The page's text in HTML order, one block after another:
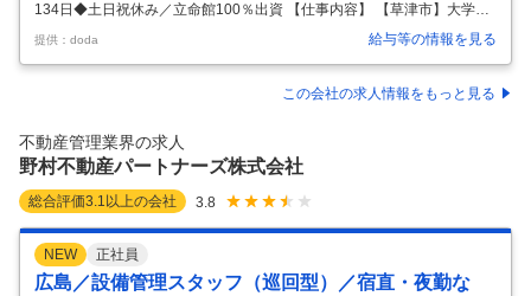
134日◆土日祝休み／立命館100％出資 【仕事内容】 【草津市】大学キ
ャンパスの機械設備保守◆年休134日◆土日祝休み／立命館100％出資
【具体的な仕事内容】 ～年間休日134日・完全週休2日制（土日祝）／
ビルマネジメント業務・立命館大学の運営サポート会社～ ★ビルメンテ
ナンスや建築施工管理のご経験をお持ちの方歓迎です！ 【職務概要】 大
ンパス設備保守管理業務 ・立命館大学の建物／設備の保守管理計画とス
ケジュール管理 ・点検結果の確認と、それに伴う修繕の専門
提供：doda 給与等の情報を見る
この会社の求人情報をもっと見る
不動産管理業界の求人
野村不動産パートナーズ株式会社
総合評価3.1 以上の会社 3.8
NEW 正社員
広島／設備管理スタッフ（巡回型）／宿直・夜勤な